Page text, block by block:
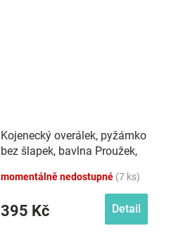
Kojenecký overálek, pyžámko
bez šlapek, bavlna Proužek,
momentálně nedostupné (7 ks)
395 Kč Detail